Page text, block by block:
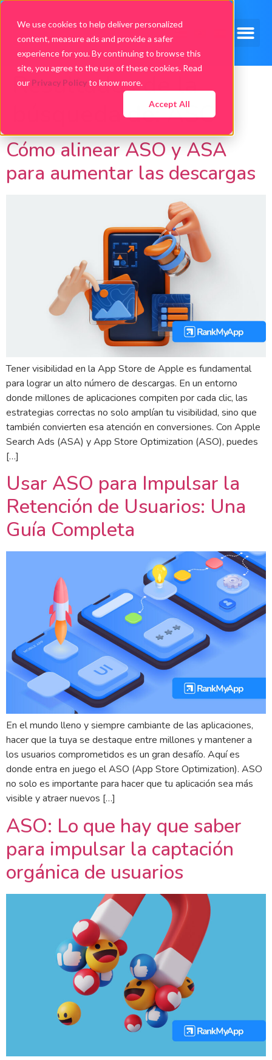
We use cookies to help deliver personalized
content, measure ads and provide a safer
experience for you. By continuing to browse this
site, you agree to the use of these cookies. Read
our Privacy Policyto know more.
Accept All
Resultados de la
búsqueda de:ASO
Cómo alinear ASO y ASA
para aumentar las descargas
Tener visibilidad en la App Store de Apple es fundamental
para lograr un alto número de descargas. En un entorno
donde millones de aplicaciones compiten por cada clic, las
estrategias correctas no solo amplían tu visibilidad, sino que
también convierten esa atención en conversiones. Con Apple
Search Ads (ASA) y App Store Optimization (ASO), puedes
[…]
Usar ASO para Impulsar la
Retención de Usuarios: Una
Guía Completa
En el mundo lleno y siempre cambiante de las aplicaciones,
hacer que la tuya se destaque entre millones y mantener a
los usuarios comprometidos es un gran desafío. Aquí es
donde entra en juego el ASO (App Store Optimization). ASO
no solo es importante para hacer que tu aplicación sea más
visible y atraer nuevos […]
ASO: Lo que hay que saber
para impulsar la captación
orgánica de usuarios